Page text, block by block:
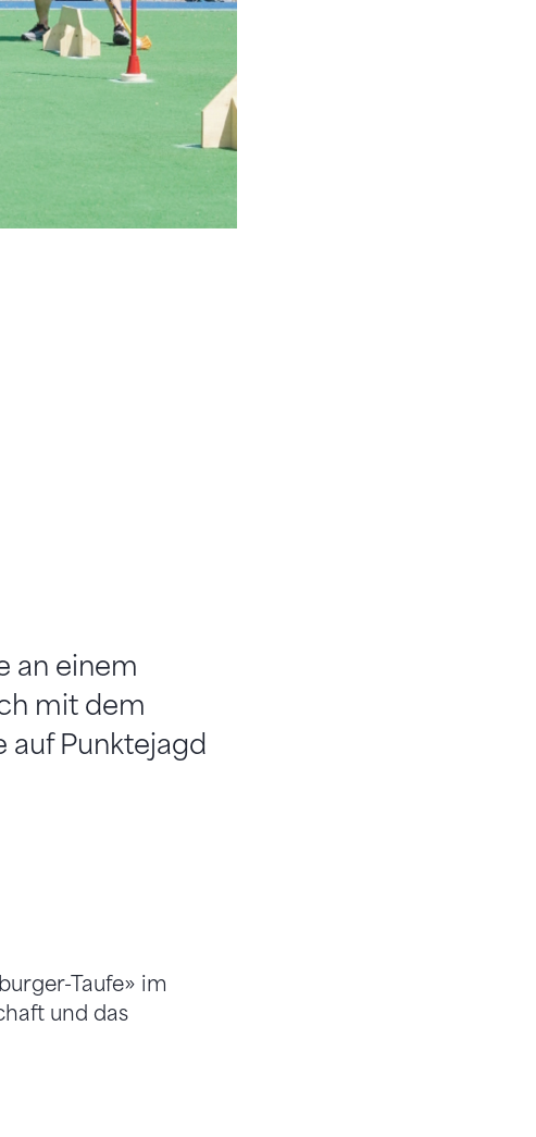
an einem
mit dem
auf Punktejagd
Taufe» im
und das